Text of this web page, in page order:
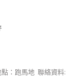
：跑馬地 ​ 聯絡資料: